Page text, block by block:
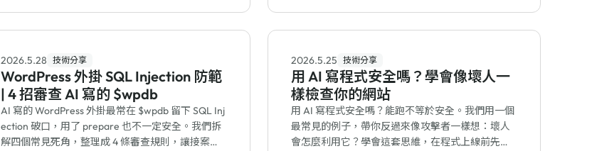
2026.5.28 技術分享
WordPress 外掛 SQL Injection 防範
| 4 招審查 AI 寫的 $wpdb
AI 寫的 WordPress 外掛最常在 $wpdb 留下 SQL Inj
ection 破口，用了 prepare 也不一定安全。我們拆
解四個常見死角，整理成 4 條審查規則，讓接案者
2026.5.25 技術分享
用 AI 寫程式安全嗎？學會像壞人一
樣檢查你的網站
用 AI 寫程式安全嗎？能跑不等於安全。我們用一個
最常見的例子，帶你反過來像攻擊者一樣想：壞人
會怎麼利用它？學會這套思維，在程式上線前先抓